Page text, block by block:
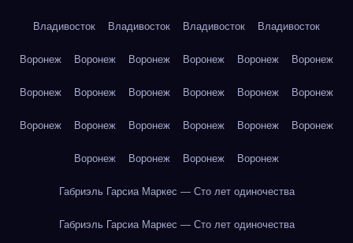
Владивосток Владивосток Владивосток Владивосток
Воронеж Воронеж Воронеж Воронеж Воронеж Воронеж
Воронеж Воронеж Воронеж Воронеж Воронеж Воронеж
Воронеж Воронеж Воронеж Воронеж Воронеж Воронеж
Воронеж Воронеж Воронеж Воронеж
Габриэль Гарсиа Маркес — Сто лет одиночества
Габриэль Гарсиа Маркес — Сто лет одиночества